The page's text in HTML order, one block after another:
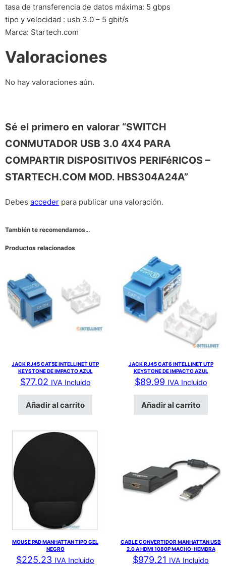
tasa de transferencia de datos máxima: 5 gbps
tipo y velocidad : usb 3.0 – 5 gbit/s
Marca: Startech.com
Valoraciones
No hay valoraciones aún.
Sé el primero en valorar “SWITCH
CONMUTADOR USB 3.0 4X4 PARA
COMPARTIR DISPOSITIVOS PERIFéRICOS –
STARTECH.COM MOD. HBS304A24A”
Debes acceder para publicar una valoración.
También te recomendamos…
Productos relacionados
JACK RJ45 CAT5E INTELLINET UTP
KEYSTONE DE IMPACTO AZUL
$77.02 IVA Incluido
Añadir al carrito
JACK RJ45 CAT6 INTELLINET UTP
KEYSTONE DE IMPACTO AZUL
$89.99 IVA Incluido
Añadir al carrito
MOUSE PAD MANHATTAN TIPO GEL
NEGRO
$225.23 IVA Incluido
CABLE CONVERTIDOR MANHATTAN USB
2.0 A HDMI 1080P MACHO-HEMBRA
$979.21 IVA Incluido